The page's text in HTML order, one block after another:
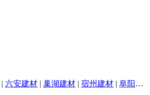
| 六安建材 | 巢湖建材 | 宿州建材 | 阜阳建材